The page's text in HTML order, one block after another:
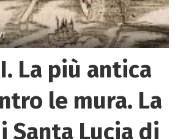
La più antica
le mura. La
Santa Lucia di